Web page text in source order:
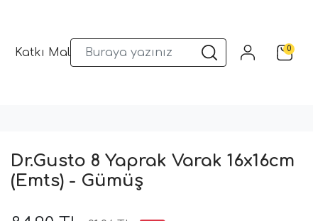
Katkı Malzemeleri Sunum Gereçleri Kalıplar0
Dr.Gusto 8 Yaprak Varak 16x16cm
(Emts) - Gümüş